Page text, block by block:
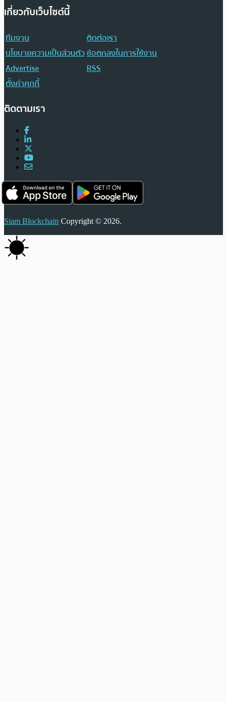
เกี่ยวกับเว็บไซต์นี้
ทีมงาน
ติดต่อเรา
นโยบายความเป็นส่วนตัวข้อตกลงในการใช้งาน
Advertise
RSS
ตั้งค่าคุกกี้
ติดตามเรา
Siam Blockchain Copyright © 2026.